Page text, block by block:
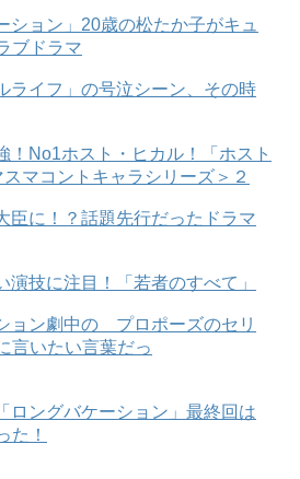
ション」20歳の松たか子がキュ
ブドラマ
ライフ」の号泣シーン、その時
！No1ホスト・ヒカル！「ホスト
マコントキャラシリーズ＞２
臣に！？話題先行だったドラマ
演技に注目！「若者のすべて」
ョン劇中の プロポーズのセリ
言いたい言葉だっ
ロングバケーション」最終回は
た！